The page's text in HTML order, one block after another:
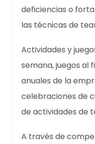
deficiencias o
las técnicas de
Actividades y
semana, juegos al
anuales de la
celebraciones de
de actividades de
A través de